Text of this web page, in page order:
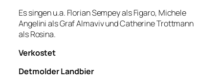
Es singen u.a. Florian Sempey als Figaro, Michele
Angelini als Graf Almaviv und Catherine Trottmann
als Rosina.
Verkostet
Detmolder Landbier